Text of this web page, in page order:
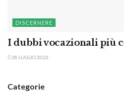
DISCERNERE
I dubbi vocazionali più
28 LUGLIO 2026
Categorie